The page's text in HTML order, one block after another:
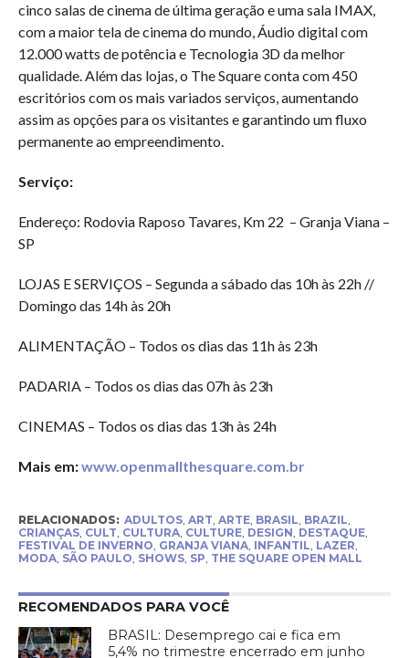
cinco salas de cinema de última geração e uma sala IMAX,
com a maior tela de cinema do mundo, Áudio digital com
12.000 watts de potência e Tecnologia 3D da melhor
qualidade. Além das lojas, o The Square conta com 450
escritórios com os mais variados serviços, aumentando
assim as opções para os visitantes e garantindo um fluxo
permanente ao empreendimento.
Serviço:
Endereço: Rodovia Raposo Tavares, Km 22 – Granja Viana –
SP
LOJAS E SERVIÇOS – Segunda a sábado das 10h às 22h //
Domingo das 14h às 20h
ALIMENTAÇÃO – Todos os dias das 11h às 23h
PADARIA – Todos os dias das 07h às 23h
CINEMAS – Todos os dias das 13h às 24h
Mais em:www.openmallthesquare.com.br
RELACIONADOS: ADULTOS, ART, ARTE, BRASIL, BRAZIL,
CRIANÇAS, CULT, CULTURA, CULTURE, DESIGN, DESTAQUE,
FESTIVAL DE INVERNO, GRANJA VIANA, INFANTIL, LAZER,
MODA, SÃO PAULO, SHOWS, SP, THE SQUARE OPEN MALL
RECOMENDADOS PARA VOCÊ
BRASIL: Desemprego cai e fica em
5,4% no trimestre encerrado em junho